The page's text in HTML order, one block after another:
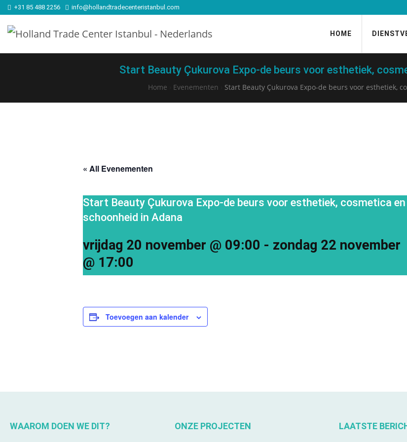
+31 85 488 2256 info@hollandtradecenteristanbul.com
HOME
Start Beauty Çukurova Expo-de beurs voor esthetiek,
Home Evenementen Start Beauty Çukurova Expo-de beurs voor esthetiek,
« All Evenementen
Start Beauty Çukurova Expo-de beurs voor esthetiek, cosmetica en
schoonheid in Adana
vrijdag 20 november @ 09:00 - zondag 22 november
@ 17:00
Toevoegen aan kalender
WAAROM DOEN WE DIT? ONZE PROJECTEN LAATSTE